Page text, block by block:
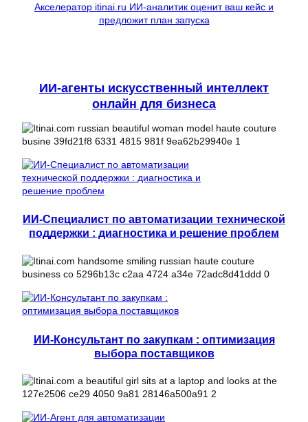
Акселератор itinai.ru ИИ-аналитик оценит ваш кейс и
предложит план запуска
ИИ-агенты искусственный интеллект
онлайн для бизнеса
ИИ-Специалист по автоматизации технической
поддержки : диагностика и решение проблем
ИИ-Консультант по закупкам : оптимизация
выбора поставщиков